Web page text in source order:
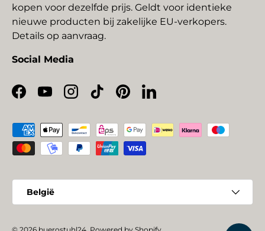
kopen voor dezelfde prijs. Geldt voor identieke
nieuwe producten bij zakelijke EU-verkopers.
Details op aanvraag.
Social Media
Facebook
YouTubeInstagram
TikTokPinterestLinkedIn
Geaccepteerde betaalmethoden
België